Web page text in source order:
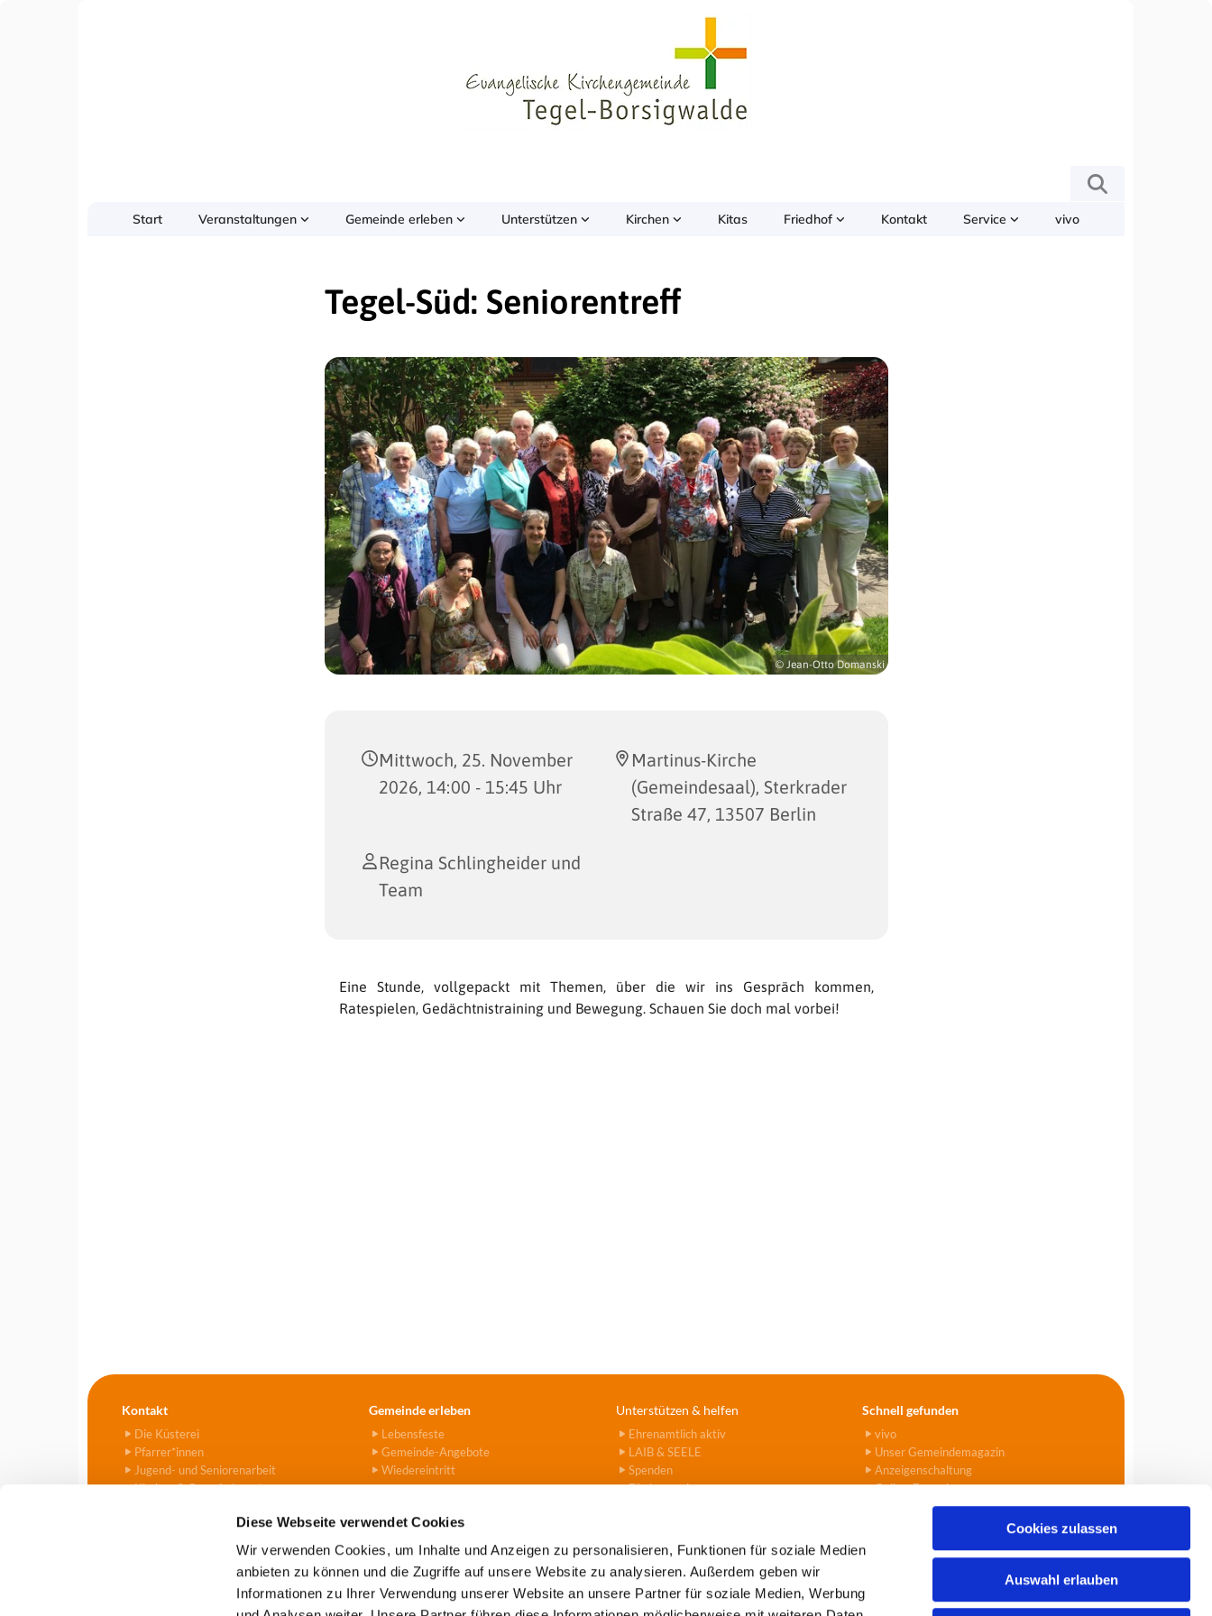
Diese Webseite verwendet Cookies
Wir verwenden Cookies, um Inhalte und Anzeigen zu personalisieren, Funktionen für soziale Medien
anbieten zu können und die Zugriffe auf unsere Website zu analysieren. Außerdem geben wir
Informationen zu Ihrer Verwendung unserer Website an unsere Partner für soziale Medien, Werbung
Cookies zulassen
Auswahl erlauben
Start Veranstaltungen Gemeinde erleben Unterstützen Kirchen Kitas Friedhof Kontakt Service vivo
Tegel-Süd: Seniorentreff
© Jean-Otto Domanski
Mittwoch, 25. November
2026, 14:00 - 15:45 Uhr
Martinus-Kirche
(Gemeindesaal), Sterkrader
Straße 47, 13507 Berlin
Regina Schlingheider und
Team
Eine Stunde, vollgepackt mit Themen, über die wir ins Gespräch kommen,
Ratespielen, Gedächtnistraining und Bewegung. Schauen Sie doch mal vorbei!
Kontakt
Die Küsterei
Pfarrer*innen
Jugend- und Seniorenarbeit
Kirchen & Gemeindezentren
Gemeinde erleben
Lebensfeste
Gemeinde-Angebote
Wiedereintritt
Unterstützen & helfen
Ehrenamtlich aktiv
LAIB & SEELE
Spenden
Fördervereine
Schnell gefunden
vivo
Unser Gemeindemagazin
Anzeigenschaltung
Online-Formulare
Evangelische Kirchengemeinde Tegel-Borsigwalde · Alt-Tegel 39 · 13507 Berlin(030) 43779903info@tegel-borsigwalde.de